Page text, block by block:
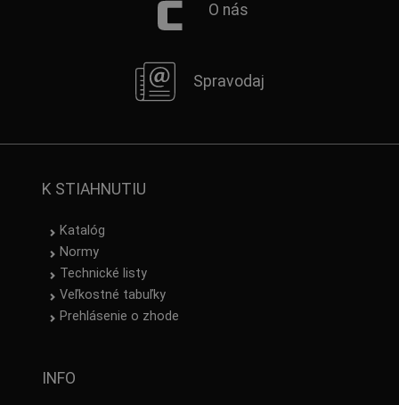
O nás
Spravodaj
K STIAHNUTIU
Katalóg
Normy
Technické listy
Veľkostné tabuľky
Prehlásenie o zhode
INFO